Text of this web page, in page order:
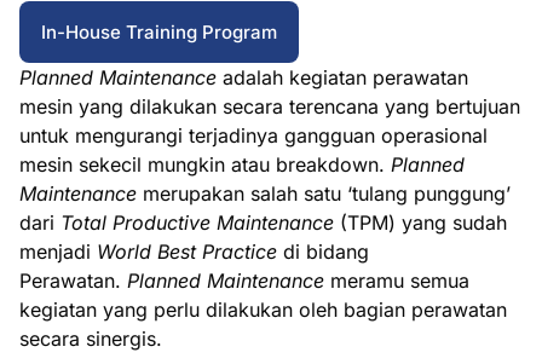
In-House Training Program
Planned Maintenance adalah kegiatan perawatan
mesin yang dilakukan secara terencana yang bertujuan
untuk mengurangi terjadinya gangguan operasional
mesin sekecil mungkin atau breakdown. Planned
Maintenance merupakan salah satu ‘tulang punggung’
dari Total Productive Maintenance (TPM) yang sudah
menjadi World Best Practice di bidang
Perawatan. Planned Maintenance meramu semua
kegiatan yang perlu dilakukan oleh bagian perawatan
secara sinergis.